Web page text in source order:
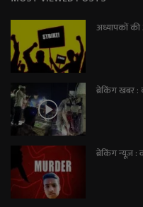
अध्यापकों की
ब्रेकिंग खबर :
ब्रेकिंग न्यूज़ :